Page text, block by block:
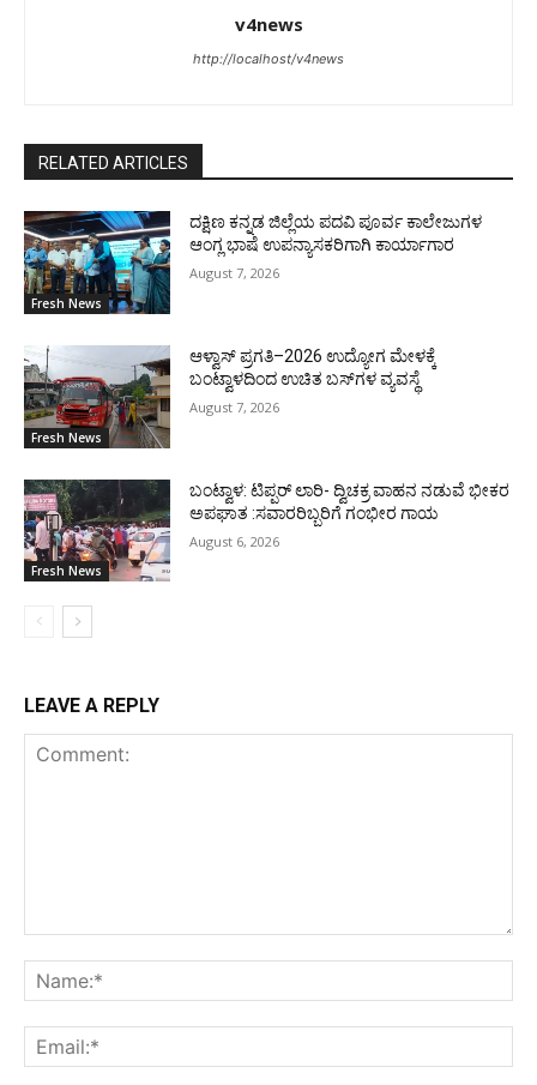
v4news
http://localhost/v4news
RELATED ARTICLES
Fresh News
ದಕ್ಷಿಣ ಕನ್ನಡ ಜಿಲ್ಲೆಯ ಪದವಿ ಪೂರ್ವ ಕಾಲೇಜುಗಳ
ಆಂಗ್ಲ ಭಾಷೆ ಉಪನ್ಯಾಸಕರಿಗಾಗಿ ಕಾರ್ಯಾಗಾರ
August 7, 2026
Fresh News
ಆಳ್ವಾಸ್ ಪ್ರಗತಿ–2026 ಉದ್ಯೋಗ ಮೇಳಕ್ಕೆ
ಬಂಟ್ವಾಳದಿಂದ ಉಚಿತ ಬಸ್‌ಗಳ ವ್ಯವಸ್ಥೆ
August 7, 2026
Fresh News
ಬಂಟ್ವಾಳ: ಟಿಪ್ಪರ್ ಲಾರಿ- ದ್ವಿಚಕ್ರ ವಾಹನ ನಡುವೆ ಭೀಕರ
ಅಪಘಾತ :ಸವಾರರಿಬ್ಬರಿಗೆ ಗಂಭೀರ ಗಾಯ
August 6, 2026
LEAVE A REPLY